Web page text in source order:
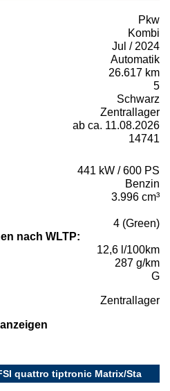
Pkw
Kombi
Jul / 2024
Automatik
26.617 km
5
Schwarz
Zentrallager
ab ca. 11.08.2026
14741
441 kW / 600 PS
Benzin
3.996 cm³
4 (Green)
nach WLTP:
12,6 l/100km
287 g/km
G
Zentrallager
quattro tiptronic Matrix/Sta